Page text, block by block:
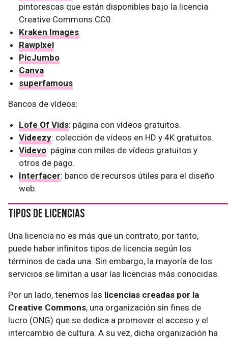
pintorescas que están disponibles bajo la licencia
Creative Commons CC0.
Kraken Images
Rawpixel
PicJumbo
Canva
superfamous
Bancos de vídeos:
Lofe Of Vids: página con vídeos gratuitos.
Videezy: colección de vídeos en HD y 4K gratuitos.
Videvo: página con miles de vídeos gratuitos y
otros de pago.
Interfacer: banco de recursos útiles para el diseño
web.
Tipos de licencias
Una licencia no es más que un contrato, por tanto,
puede haber infinitos tipos de licencia según los
términos de cada una. Sin embargo, la mayoría de los
servicios se limitan a usar las licencias más conocidas.
Por un lado, tenemos las licencias creadas por la
Creative Commons, una organización sin fines de
lucro (ONG) que se dedica a promover el acceso y el
intercambio de cultura. A su vez, dicha organización ha